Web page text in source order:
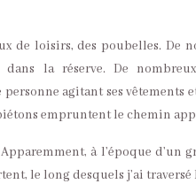
de loisirs, des poubelles. De
la réserve. De
agitant ses vêtements
empruntent le chemin
à l’époque d’un
le long desquels j’ai